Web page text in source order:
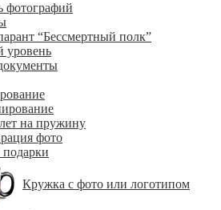
фотографий
“Бессмертный полк”
уровень
на пружину
фото
Кружка с фото или логотипом